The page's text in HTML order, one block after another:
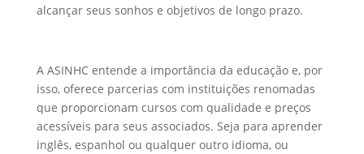
alcançar seus sonhos e objetivos de longo prazo.
A ASINHC entende a importância da educação e, por
isso, oferece parcerias com instituições renomadas
que proporcionam cursos com qualidade e preços
acessíveis para seus associados. Seja para aprender
inglês, espanhol ou qualquer outro idioma, ou